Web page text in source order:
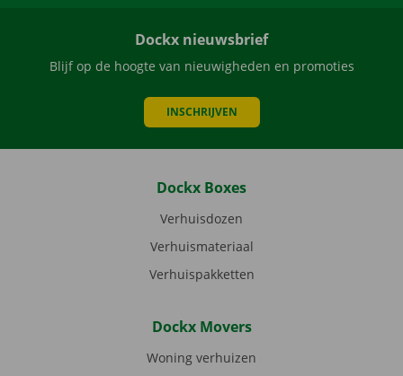
Dockx nieuwsbrief
Blijf op de hoogte van nieuwigheden en promoties
INSCHRIJVEN
Dockx Boxes
Verhuisdozen
Verhuismateriaal
Verhuispakketten
Dockx Movers
Woning verhuizen